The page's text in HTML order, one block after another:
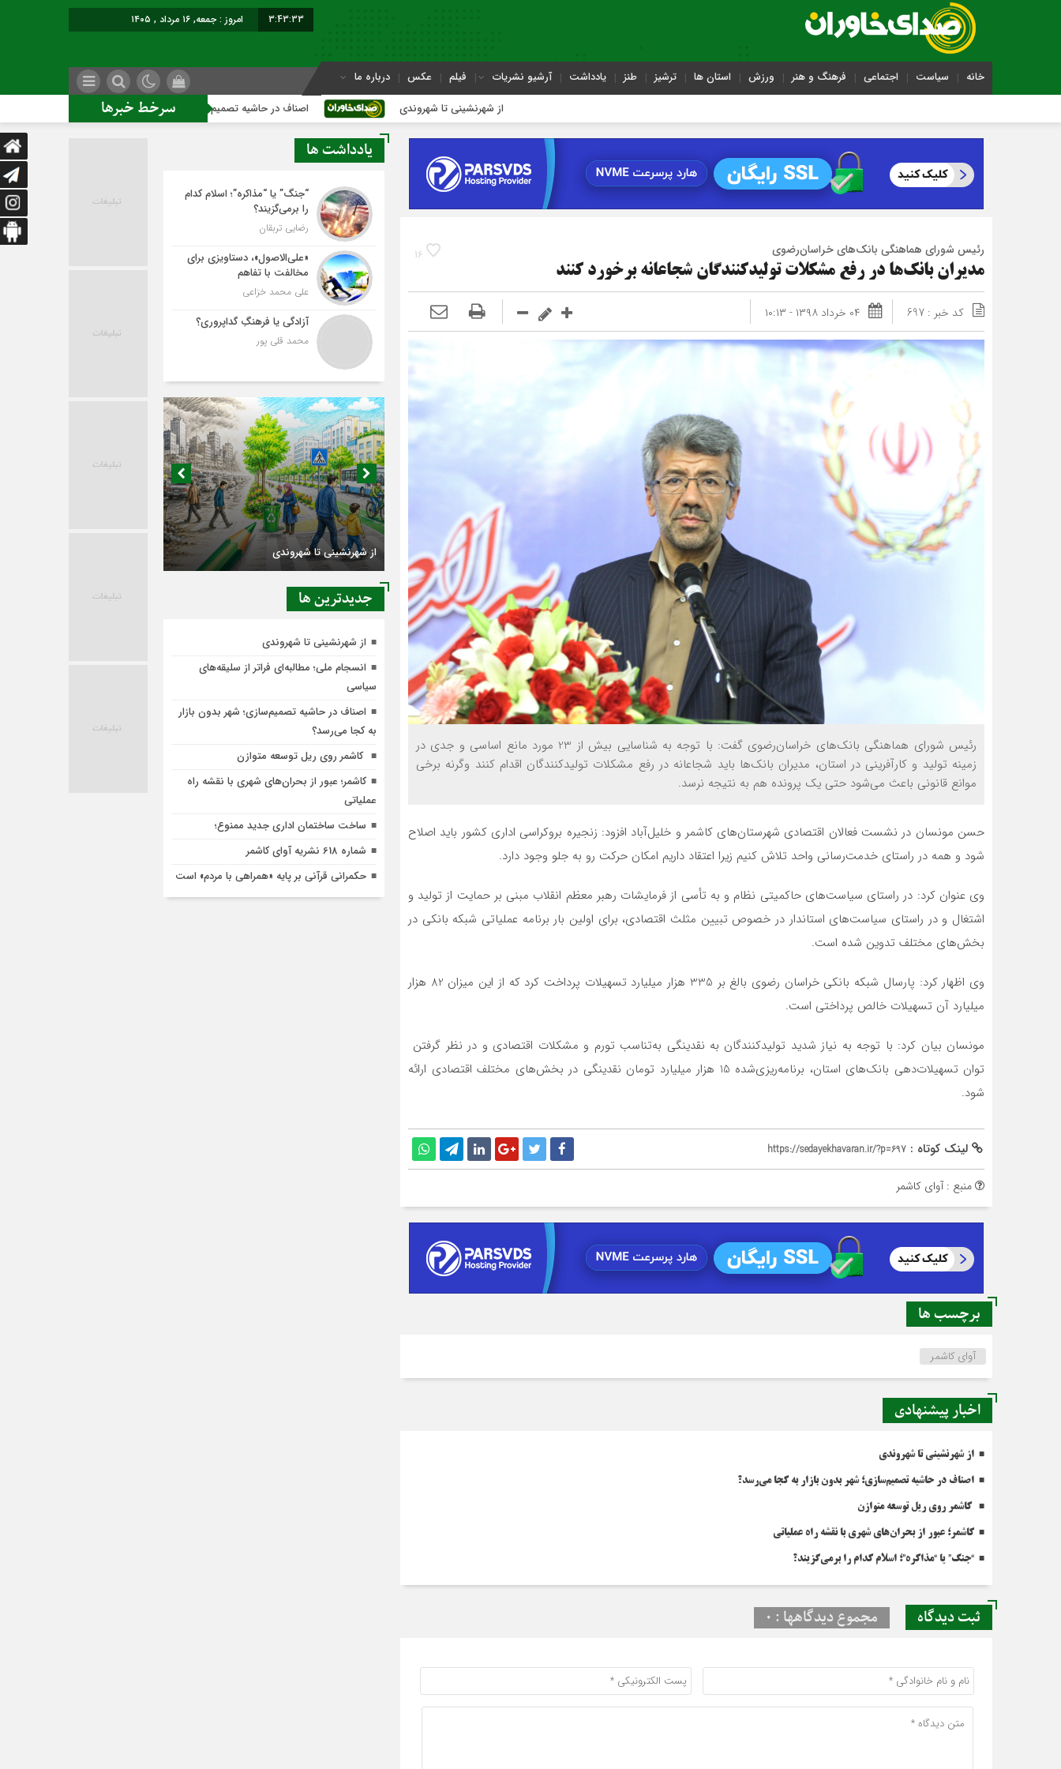
3:43:34 امروز : جمعه, ۱۶ مرداد , ۱۴۰۵
خانه سیاست اجتماعی فرهنگ و هنر ورزش استان ها ترشیز طنز یادداشت آرشیو نشریات فیلم عکس درباره ما
سرخط خبرها از شهرنشینی تا شهروندی اصناف در حاشیه تصمیم‌سازی؛ شهر بدون بازار به کجا می‌رسد؟
16 رئیس شورای هماهنگی بانک‌های خراسان‌رضوی
مدیران بانک‌ها در رفع مشکلات تولیدکنندگان شجاعانه برخورد کنند
کد خبر : 697 ۰۴ خرداد ۱۳۹۸ - ۱۰:۱۳
رئیس شورای هماهنگی بانک‌های خراسان‌رضوی گفت: با توجه به شناسایی بیش از 23 مورد مانع اساسی و جدی در
زمینه تولید و کارآفرینی در استان، مدیران بانک‌ها باید شجاعانه در رفع مشکلات تولیدکنندگان اقدام کنند وگرنه برخی
موانع قانونی باعث می‌شود حتی یک پرونده هم به نتیجه نرسد.
حسن مونسان در نشست فعالان اقتصادی شهرستان‌های کاشمر و خلیل‌آباد افزود: زنجیره بروکراسی اداری کشور باید اصلاح
شود و همه در راستای خدمت‌رسانی واحد تلاش کنیم زیرا اعتقاد داریم امکان حرکت رو به جلو وجود دارد.
وی عنوان کرد: در راستای سیاست‌های حاکمیتی نظام و به تأسی از فرمایشات رهبر معظم انقلاب مبنی بر حمایت از تولید و
اشتغال و در راستای سیاست‌های استاندار در خصوص تبیین مثلث اقتصادی، برای اولین بار برنامه عملیاتی شبکه بانکی در
بخش‌های مختلف تدوین شده است.
وی اظهار کرد: پارسال شبکه بانکی خراسان رضوی بالغ بر 335 هزار میلیارد تسهیلات پرداخت کرد که از این میزان 82 هزار
میلیارد آن تسهیلات خالص پرداختی است.
مونسان بیان کرد: با توجه به نیاز شدید تولیدکنندگان به نقدینگی به‌تناسب تورم و مشکلات اقتصادی و در نظر گرفتن
توان تسهیلات‌دهی بانک‌های استان، برنامه‌ریزی‌شده 15 هزار میلیارد تومان نقدینگی در بخش‌های مختلف اقتصادی ارائه
شود.
لینک کوتاه : https://sedayekhavaran.ir/?p=697
منبع : آوای کاشمر
برچسب ها
آوای کاشمر
اخبار پیشنهادی
از شهرنشینی تا شهروندی
اصناف در حاشیه تصمیم‌سازی؛ شهر بدون بازار به کجا می‌رسد؟
کاشمر روی ریل توسعه متوازن
کاشمر؛ عبور از بحران‌های شهری با نقشه راه عملیاتی
“جنگ” یا “مذاکره”؛ اسلام کدام را برمی‌گزیند؟
ثبت دیدگاه مجموع دیدگاهها : 0
یادداشت ها
“جنگ” یا “مذاکره”؛ اسلام کدام
را برمی‌گزیند؟
رضایی تربقان
«علی‌الاصول»، دستاویزی برای
مخالفت با تفاهم
علی محمد خزاعی
آزادگی یا فرهنگِ گداپروری؟
محمد قلی پور
از شهرنشینی تا شهروندی
اصناف در حاشیه تصمیم‌سازی؛ شهر بدون بازار به
کجا می‌رسد؟
جديدترين ها
از شهرنشینی تا شهروندی
انسجام ملی؛ مطالبه‌ای فراتر از سلیقه‌های
سیاسی
اصناف در حاشیه تصمیم‌سازی؛ شهر بدون بازار
به کجا می‌رسد؟
کاشمر روی ریل توسعه متوازن
کاشمر؛ عبور از بحران‌های شهری با نقشه راه
عملیاتی
ساخت ساختمان اداری جدید ممنوع؛
شماره 618 نشریه آوای کاشمر
حکمرانی قرآنی بر پایه «همراهی با مردم» است